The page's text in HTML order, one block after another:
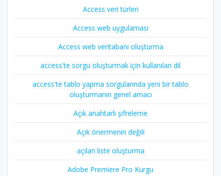
Access veri türleri
Access web uygulaması
Access web veritabanı oluşturma
access'te sorgu oluşturmak için kullanılan dil
access'te tablo yapma sorgularında yeni bir tablo
oluşturmanın genel amacı
Açık anahtarlı şifreleme
Açık önermenin değili
açılan liste oluşturma
Adobe Premiere Pro Kurgu